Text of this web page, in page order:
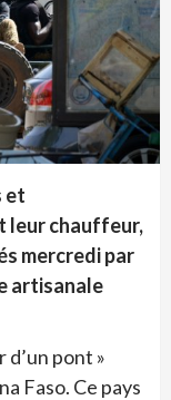
et
leur chauffeur,
mercredi par
artisanale
d’un pont »
Faso. Ce pays